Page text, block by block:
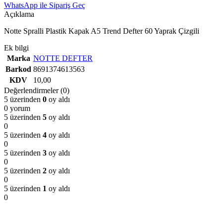
WhatsApp ile Sipariş Geç
Açıklama
Notte Spralli Plastik Kapak A5 Trend Defter 60 Yaprak Çizgili
Ek bilgi
Marka NOTTE DEFTER
Barkod 8691374613563
KDV
10,00
Değerlendirmeler (0)
5 üzerinden 0 oy aldı
0 yorum
5 üzerinden 5 oy aldı
0
5 üzerinden 4 oy aldı
0
5 üzerinden 3 oy aldı
0
5 üzerinden 2 oy aldı
0
5 üzerinden 1 oy aldı
0